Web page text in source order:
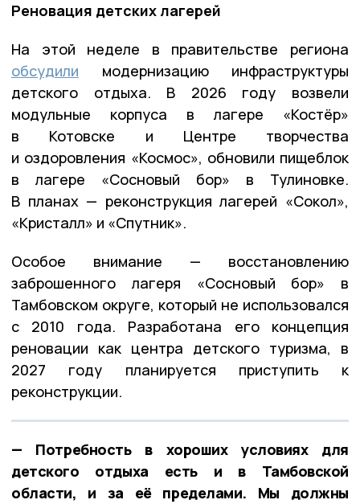
Реновация детских лагерей
На этой неделе в правительстве региона
обсудили модернизацию инфраструктуры
детского отдыха. В 2026 году возвели
модульные корпуса в лагере «Костёр»
в Котовске и Центре творчества
и оздоровления «Космос», обновили пищеблок
в лагере «Сосновый бор» в Тулиновке.
В планах — реконструкция лагерей «Сокол»,
«Кристалл» и «Спутник».
Особое внимание — восстановлению
заброшенного лагеря «Сосновый бор» в
Тамбовском округе, который не использовался
с 2010 года. Разработана его концепция
реновации как центра детского туризма, в
2027 году планируется приступить к
реконструкции.
— Потребность в хороших условиях для
детского отдыха есть и в Тамбовской
области, и за её пределами. Мы должны